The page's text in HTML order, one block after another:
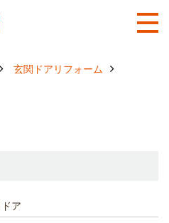
玄関ドアリフォーム
ア